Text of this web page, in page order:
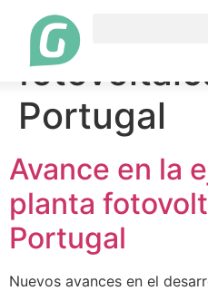
Etiqueta:
Portugal
Avance en la
planta
Portugal
Nuevos avances en el